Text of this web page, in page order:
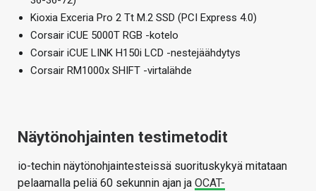
Kioxia Exceria Pro 2 Tt M.2 SSD (PCI Express 4.0)
Corsair iCUE 5000T RGB -kotelo
Corsair iCUE LINK H150i LCD -nestejäähdytys
Corsair RM1000x SHIFT -virtalähde
Näytönohjainten testimetodit
io-techin näytönohjaintesteissä suorituskykyä mitataan
pelaamalla peliä 60 sekunnin ajan ja OCAT-